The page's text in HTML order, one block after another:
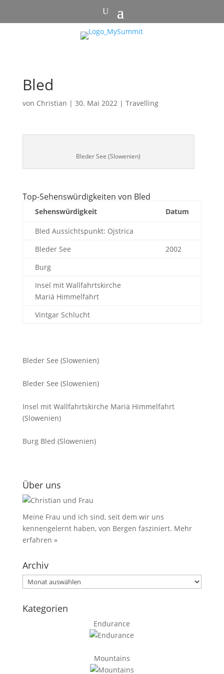
Bled
von Christian | 30. Mai 2022| Travelling
Bleder See (Slowenien)
Top-Sehenswürdigkeiten von Bled
Sehenswürdigkeit Datum
Bled Aussichtspunkt: Ojstrica
Bleder See
2002
Burg
Insel mit Wallfahrtskirche
Mariä Himmelfahrt
Vintgar Schlucht
Bleder See (Slowenien)
Bleder See (Slowenien)
Insel mit Wallfahrtskirche Mariä Himmelfahrt
(Slowenien)
Burg Bled (Slowenien)
Über uns
Meine Frau und ich sind, seit dem wir uns
kennengelernt haben, von Bergen fasziniert. Mehr
erfahren »
Archiv
Archiv
Kategorien
Endurance
Mountains